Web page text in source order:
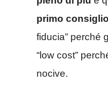
primo
fiducia” perché
“low cost”
nocive.